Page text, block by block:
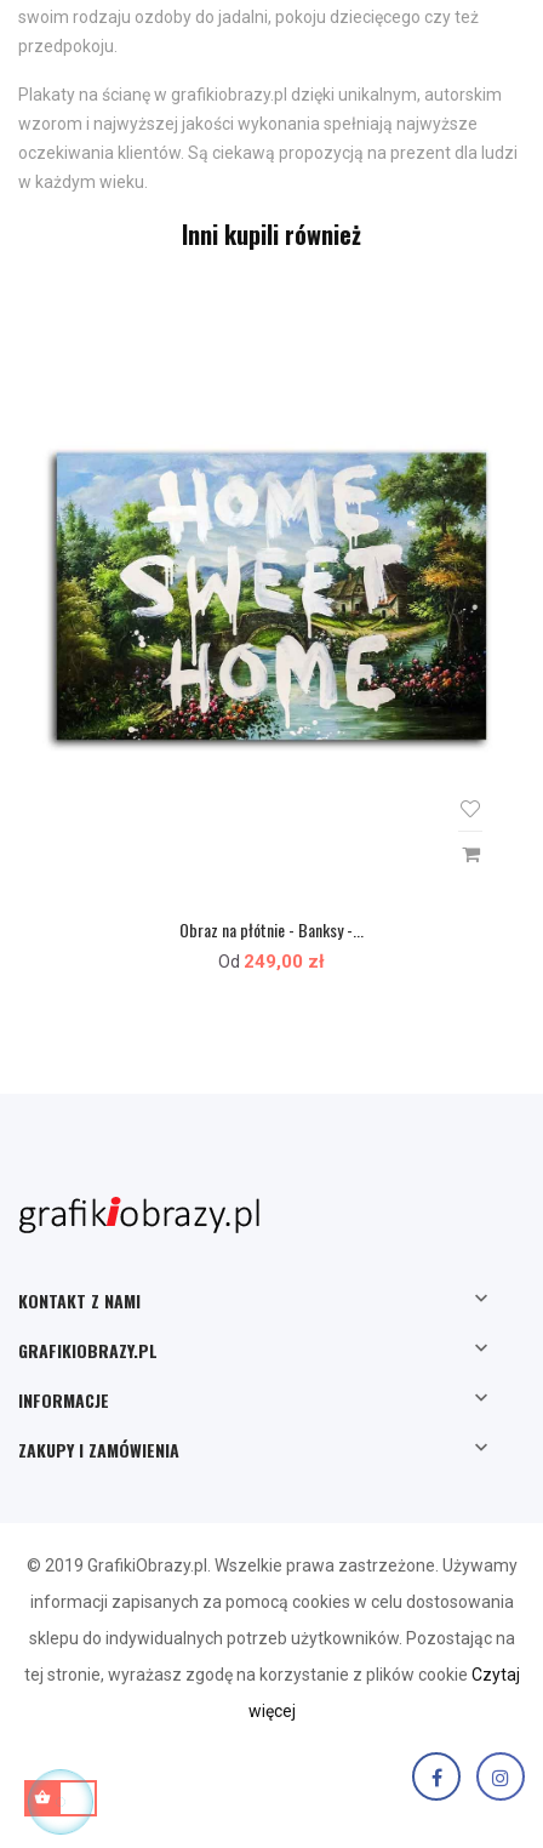
swoim rodzaju ozdoby do jadalni, pokoju dziecięcego czy też
przedpokoju.
Plakaty na ścianę w grafikiobrazy.pl dzięki unikalnym, autorskim
wzorom i najwyższej jakości wykonania spełniają najwyższe
oczekiwania klientów. Są ciekawą propozycją na prezent dla ludzi
w każdym wieku.
Inni kupili również
Obraz na płótnie - Banksy -...
Od 249,00 zł
KONTAKT Z NAMI 
GRAFIKIOBRAZY.PL 
INFORMACJE 
ZAKUPY I ZAMÓWIENIA 
© 2019 GrafikiObrazy.pl. Wszelkie prawa zastrzeżone. Używamy
informacji zapisanych za pomocą cookies w celu dostosowania
sklepu do indywidualnych potrzeb użytkowników. Pozostając na
tej stronie, wyrażasz zgodę na korzystanie z plików cookie Czytaj
więcej